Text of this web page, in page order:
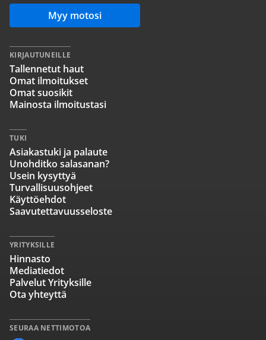
Myy motosi
SEURAA NETTIMOTOA
KIRJAUTUNEILLE
Tallennetut haut
Omat ilmoitukset
Omat suosikit
Mainosta ilmoitustasi
TUKI
Asiakastuki ja palaute
Unohditko salasanan?
Usein kysyttyä
Turvallisuusohjeet
Käyttöehdot
Saavutettavuusseloste
YRITYKSILLE
Hinnasto
Mediatiedot
Palvelut Yrityksille
Ota yhteyttä